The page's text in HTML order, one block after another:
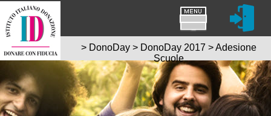
> DonoDay > DonoDay 2017 >Adesione
Scuole